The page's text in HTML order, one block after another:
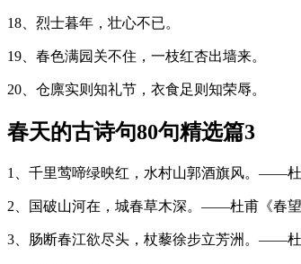
18、烈士暮年，壮心不已。
19、春色满园关不住，一枝红杏出墙来。
20、仓廪实则知礼节，衣食足则知荣辱。
春天的古诗句80句精选篇3
1、千里莺啼绿映红，水村山郭酒旗风。——杜
2、国破山河在，城春草木深。——杜甫《春望
3、肠断春江欲尽头，杖藜徐步立芳洲。——杜